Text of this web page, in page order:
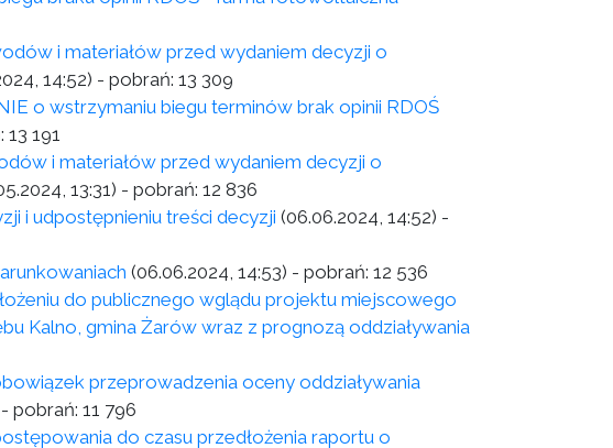
i materiałów przed wydaniem decyzji o
14:52) - pobrań: 13 309
o wstrzymaniu biegu terminów brak opinii RDOŚ
13 191
i materiałów przed wydaniem decyzji o
13:31) - pobrań: 12 836
i udpostępnieniu treści decyzji (06.06.2024, 14:52) -
(06.06.2024, 14:53) - pobrań: 12 536
do publicznego wglądu projektu miejscowego
Kalno, gmina Żarów wraz z prognozą oddziaływania
przeprowadzenia oceny oddziaływania
- pobrań: 11 796
do czasu przedłożenia raportu o